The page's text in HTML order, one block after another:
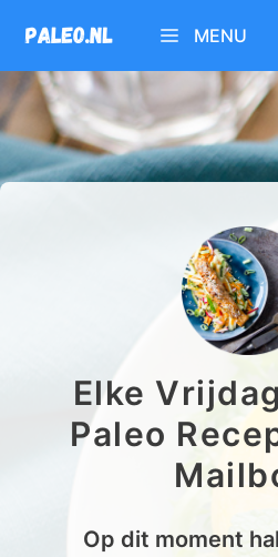
naar
de
inhoud
MENU
Elke
Paleo
Op dit moment